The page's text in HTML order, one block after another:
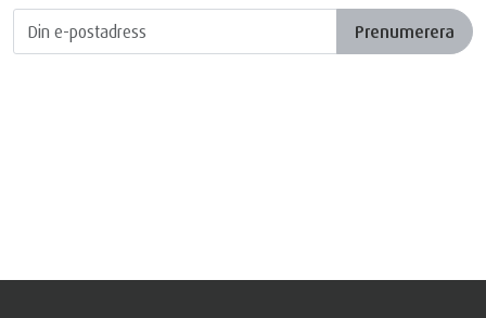
Prenumerera